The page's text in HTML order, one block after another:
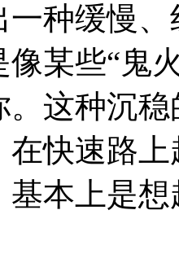
一种缓慢
像某些“鬼
。这种沉
在快速路
基本上是